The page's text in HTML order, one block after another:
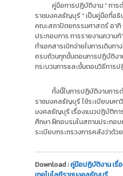
o
r
y
:
ค
ลั
อ
มู
ล
ง
า
น
ล
ธั
ญ
บุ
รี
คู่มือการปฏิบัติงาน “ กา
ราชมงคลธัญบุรี “ เป็นคู่มือที่อธิ
คณะสถาปัตยกรรมศาสตร์ อาทิ
ประกอบการ การรายงานความ
ทำเอกสารเบิกจ่ายในการเดิน
ครบถ้วนทุกขั้นตอนการปฏิบัติงา
กระบวนการและขั้นตอนวิธีการ
ทั้งนี้ในการปฏิบัติงานกา
ราชมงคลธัญบุรี ใช้ระเบียบมห
มงคลธัญบุรี เรื่องแนวปฏิบัติกา
ศึกษา ฝึกอบรมในสถานประกอบ
ระเบียบกระทรวงการคลังว่าด้ว
Download :คู่มือปฏิบัติงาน เรื่